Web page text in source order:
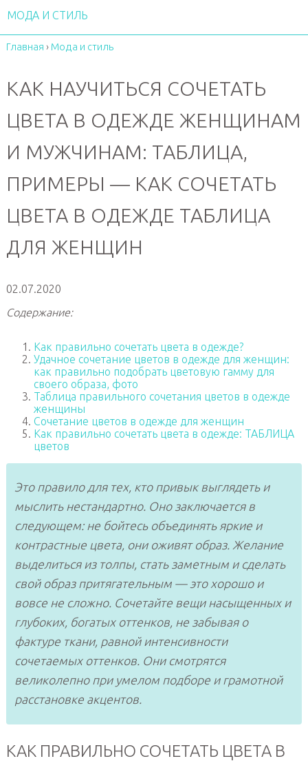
МОДА И СТИЛЬ
Главная › Мода и стиль
КАК НАУЧИТЬСЯ СОЧЕТАТЬ
ЦВЕТА В ОДЕЖДЕ ЖЕНЩИНАМ
И МУЖЧИНАМ: ТАБЛИЦА,
ПРИМЕРЫ — КАК СОЧЕТАТЬ
ЦВЕТА В ОДЕЖДЕ ТАБЛИЦА
ДЛЯ ЖЕНЩИН
02.07.2020
Содержание:
Как правильно сочетать цвета в одежде?
Удачное сочетание цветов в одежде для женщин:
как правильно подобрать цветовую гамму для
своего образа, фото
Таблица правильного сочетания цветов в одежде
женщины
Сочетание цветов в одежде для женщин
Как правильно сочетать цвета в одежде: ТАБЛИЦА
цветов
Это правило для тех, кто привык выглядеть и
мыслить нестандартно. Оно заключается в
следующем: не бойтесь объединять яркие и
контрастные цвета, они оживят образ. Желание
выделиться из толпы, стать заметным и сделать
свой образ притягательным — это хорошо и
вовсе не сложно. Сочетайте вещи насыщенных и
глубоких, богатых оттенков, не забывая о
фактуре ткани, равной интенсивности
сочетаемых оттенков. Они смотрятся
великолепно при умелом подборе и грамотной
расстановке акцентов.
КАК ПРАВИЛЬНО СОЧЕТАТЬ ЦВЕТА В